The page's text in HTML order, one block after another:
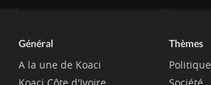
Général
A la une de Koaci
Thèmes
Politique